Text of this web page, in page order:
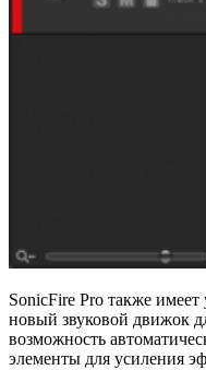
SonicFire Pro также
новый звуковой движок
возможность
элементы для усиления